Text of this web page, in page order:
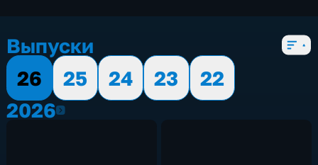
Выпуски
26
25 24 23
22
20262026